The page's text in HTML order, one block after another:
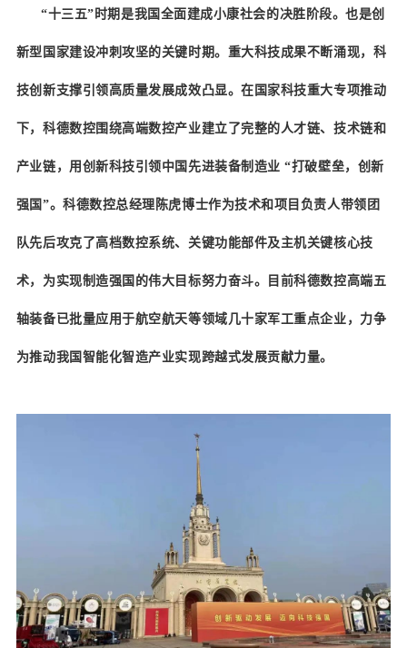
“十三五”时期是我国全面建成小康社会的决胜阶段。也是创
新型国家建设冲刺攻坚的关键时期。重大科技成果不断涌现，科
技创新支撑引领高质量发展成效凸显。在国家科技重大专项推动
下，科德数控围绕高端数控产业建立了完整的人才链、技术链和
产业链，用创新科技引领中国先进装备制造业 “打破壁垒，创新
强国”。科德数控总经理陈虎博士作为技术和项目负责人带领团
队先后攻克了高档数控系统、关键功能部件及主机关键核心技
术，为实现制造强国的伟大目标努力奋斗。目前科德数控高端五
轴装备已批量应用于航空航天等领域几十家军工重点企业，力争
为推动我国智能化智造产业实现跨越式发展贡献力量。